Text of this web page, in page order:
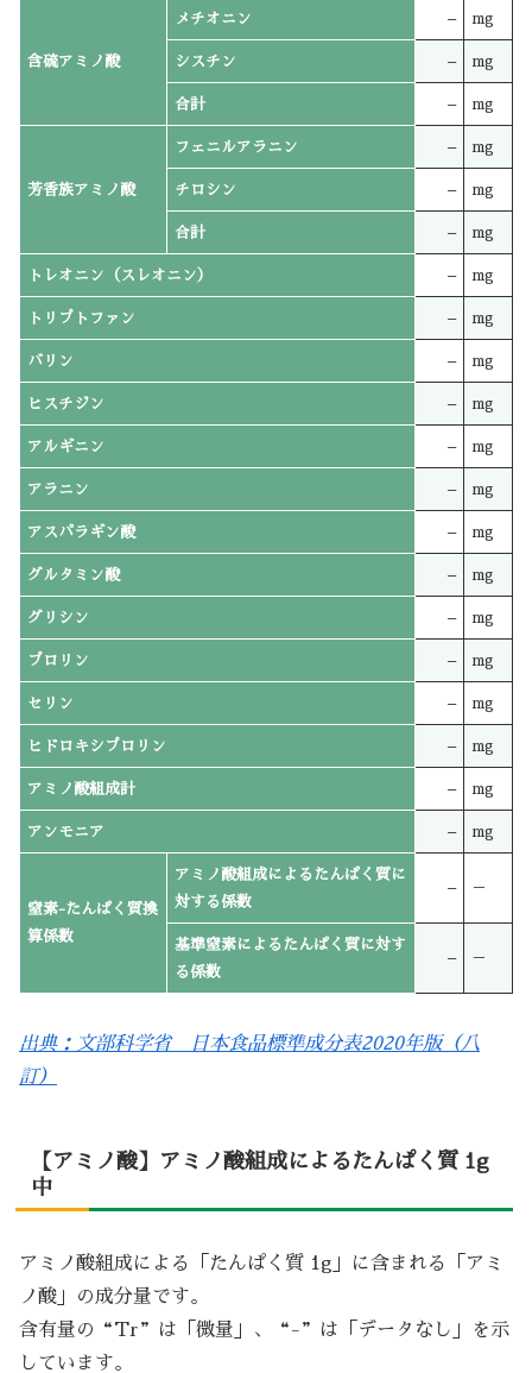
含硫アミノ酸
メチオニン – mg
シスチン – mg
合計 – mg
芳香族アミノ酸
フェニルアラニン – mg
チロシン – mg
合計 – mg
トレオニン（スレオニン） – mg
トリプトファン – mg
バリン – mg
ヒスチジン – mg
アルギニン – mg
アラニン – mg
アスパラギン酸 – mg
グルタミン酸 – mg
グリシン – mg
プロリン – mg
セリン – mg
ヒドロキシプロリン – mg
アミノ酸組成計 – mg
アンモニア – mg
窒素-たんぱく質換
算係数
アミノ酸組成によるたんぱく質に
対する係数
– －
基準窒素によるたんぱく質に対す
る係数
– －
出典：文部科学省 日本食品標準成分表2020年版（八
訂）
【アミノ酸】アミノ酸組成によるたんぱく質 1g
中
アミノ酸組成による「たんぱく質 1g」に含まれる「アミ
ノ酸」の成分量です。
含有量の“Tr”は「微量」、“-”は「データなし」を示
しています。